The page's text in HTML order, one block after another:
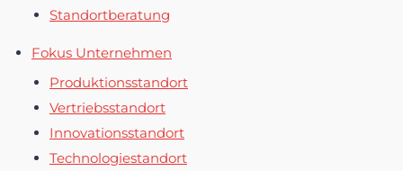
Standortberatung
Fokus Unternehmen
Produktionsstandort
Vertriebsstandort
Innovationsstandort
Technologiestandort